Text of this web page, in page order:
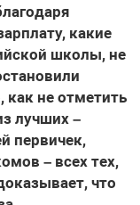
какие
школы, не
как не отметить
лучших –
первичек,
– всех тех,
что